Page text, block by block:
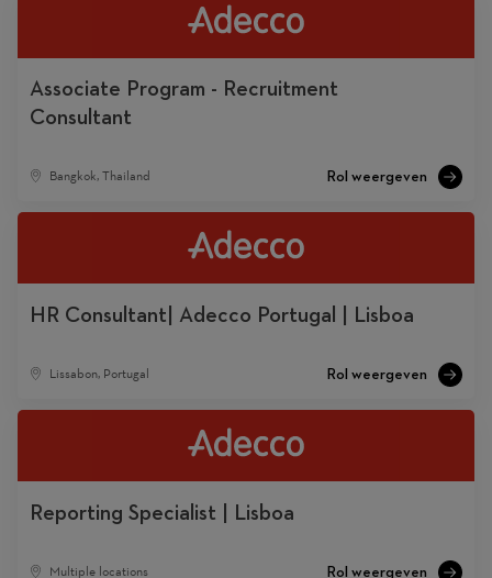
Associate Program - Recruitment
Consultant
Bangkok, Thailand
HR Consultant| Adecco Portugal | Lisboa
Lissabon, Portugal
Reporting Specialist | Lisboa
Multiple locations